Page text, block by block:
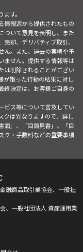
す。
情報源から提供されたもの
ついて意見を表明し、また
却、デリバティブ取引、
ん。また、過去の実績や予
ません。提供する情報等は
は削除されることがござい
が取った行動の結果に対し
終決定は、お客様ご自身の
ビス等について言及してい
クは異なりますので、詳し
面」、「目論見書」、「目
ク・手数料などの重要事項
融商品取引業協会、一般社
、一般社団法人 資産運用業